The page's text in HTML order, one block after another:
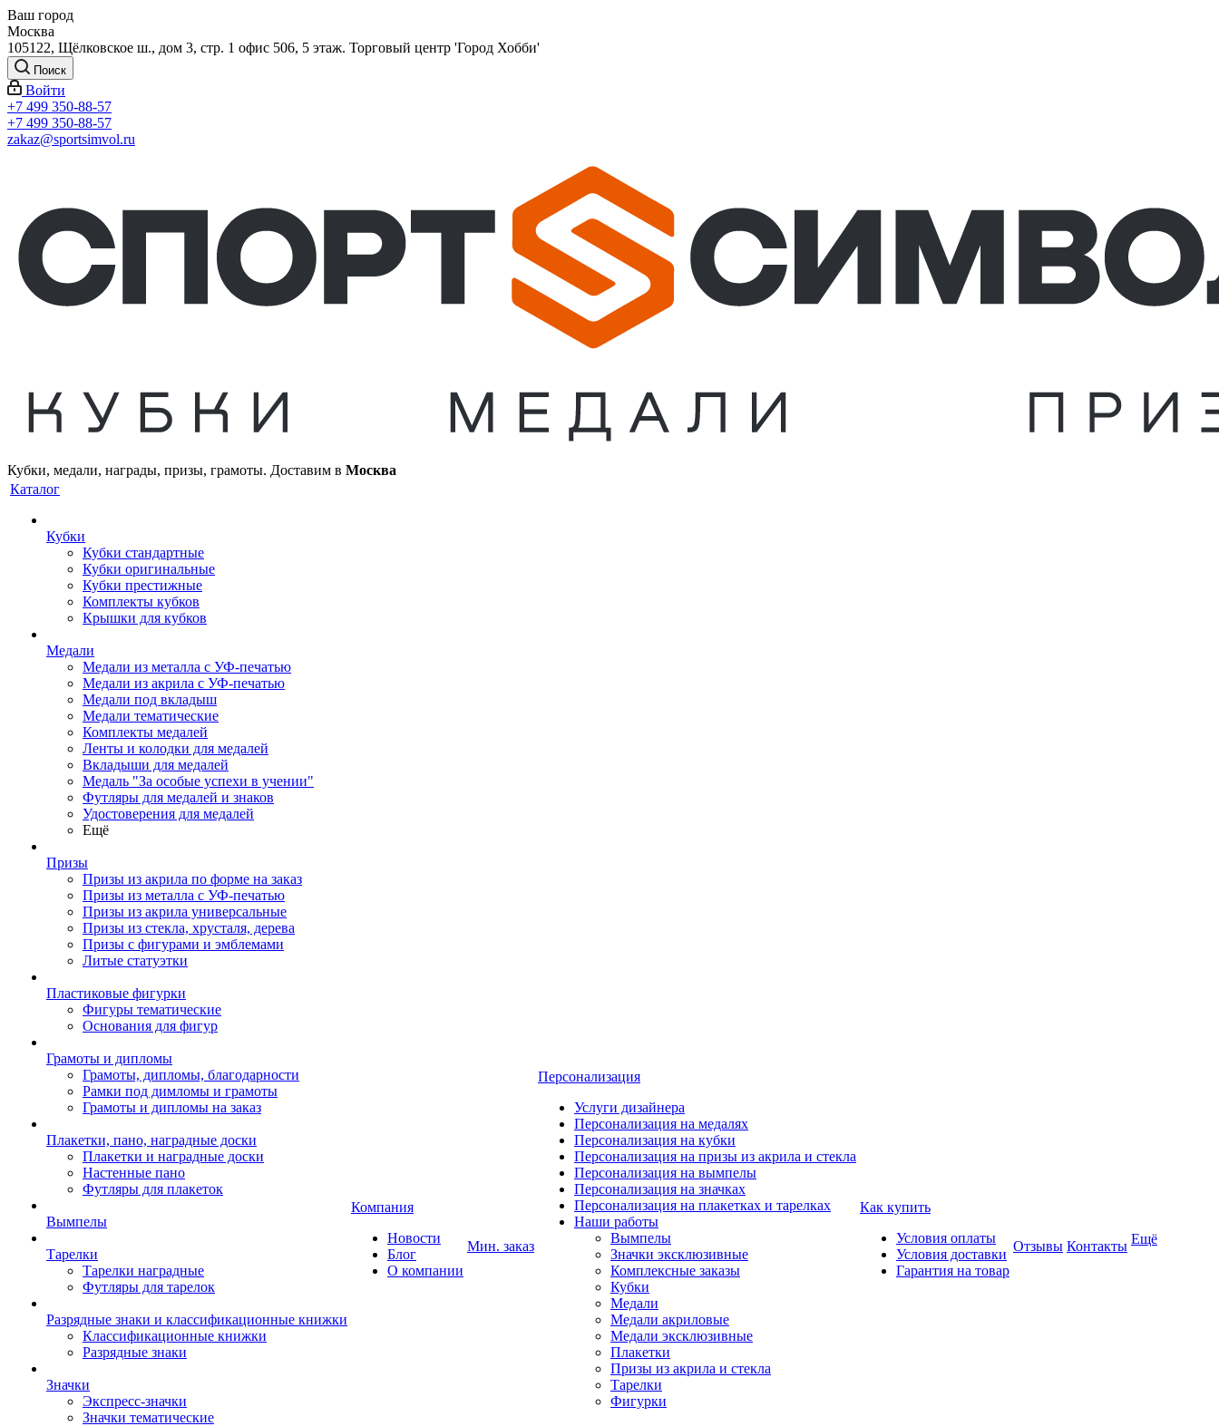
Ваш город
Москва
105122, Щёлковское ш., дом 3, стр. 1 офис 506, 5 этаж. Торговый центр 'Город Хобби'
Поиск
Войти
+7 499 350-88-57
+7 499 350-88-57
zakaz@sportsimvol.ru
Кубки, медали, награды, призы, грамоты. Доставим в Москва
Каталог
Кубки
Кубки стандартные
Кубки оригинальные
Кубки престижные
Комплекты кубков
Крышки для кубков
Медали
Медали из металла с УФ-печатью
Медали из акрила с УФ-печатью
Медали под вкладыш
Медали тематические
Комплекты медалей
Ленты и колодки для медалей
Вкладыши для медалей
Медаль "За особые успехи в учении"
Футляры для медалей и знаков
Удостоверения для медалей
Ещё
Призы
Призы из акрила по форме на заказ
Призы из металла с УФ-печатью
Призы из акрила универсальные
Призы из стекла, хрусталя, дерева
Призы с фигурами и эмблемами
Литые статуэтки
Пластиковые фигурки
Фигуры тематические
Основания для фигур
Грамоты и дипломы
Грамоты, дипломы, благодарности
Рамки под димломы и грамоты
Грамоты и дипломы на заказ
Плакетки, пано, наградные доски
Плакетки и наградные доски
Настенные пано
Футляры для плакеток
Вымпелы
Тарелки
Тарелки наградные
Футляры для тарелок
Разрядные знаки и классификационные книжки
Классификационные книжки
Разрядные знаки
Значки
Экспресс-значки
Значки тематические
Компания
Новости
Блог
О компании
Мин. заказ
Персонализация
Услуги дизайнера
Персонализация на медалях
Персонализация на кубки
Персонализация на призы из акрила и стекла
Персонализация на вымпелы
Персонализация на значках
Персонализация на плакетках и тарелках
Наши работы
Вымпелы
Значки эксклюзивные
Комплексные заказы
Кубки
Медали
Медали акриловые
Медали эксклюзивные
Плакетки
Призы из акрила и стекла
Тарелки
Фигурки
Как купить
Условия оплаты
Условия доставки
Гарантия на товар
Отзывы Контакты Ещё